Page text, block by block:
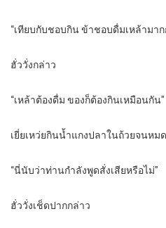
“เทียบกับชอบกิน ข้าชอบดื่มเหล้ามาก
ฮั่ววั่งกล่าว
“เหล้าต้องดื่ม ของก็ต้องกินเหมือนกัน”
เยี่ยเหว่ยกินน้ำแกงปลาในถ้วยจนหม
“นี่นับว่าท่านกำลังพูดสั่งเสียหรือไม่”
ฮั่ววั่งเช็ดปากกล่าว